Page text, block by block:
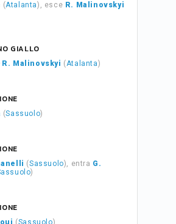
(Atalanta), esce R. Malinovskyi
GIALLO
R. Malinovskyi (Atalanta)
(Sassuolo)
(Sassuolo), entra G.
)
(Sassuolo)